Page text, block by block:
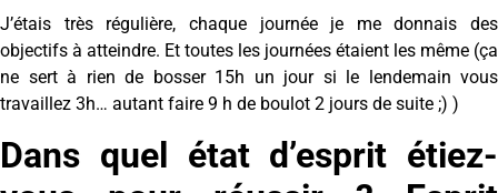
J’étais très régulière, chaque journée je me donnais des
objectifs à atteindre. Et toutes les journées étaient les même (ça
ne sert à rien de bosser 15h un jour si le lendemain vous
travaillez 3h… autant faire 9 h de boulot 2 jours de suite ;) )
Dans quel état d’esprit étiez-